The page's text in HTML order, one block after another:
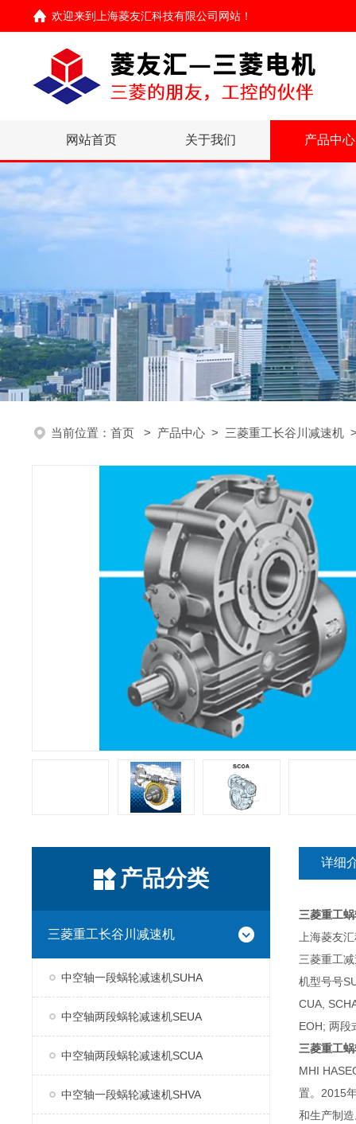
欢迎来到 上海菱友汇科技有限公司网站 ！
网站首页 关于我们 产品中心
当前位置： 首页 > 产品中心 > 三菱重工长谷川减速机
产品分类
三菱重工长谷川减速机
中空轴一段蜗轮减速机SUHA
中空轴两段蜗轮减速机SEUA
中空轴两段蜗轮减速机SCUA
中空轴一段蜗轮减速机SHVA
详细
三菱重工
上海菱友
三菱重工
机型号号
CUA,
EOH; 两段
三菱重工
MHI
置。2015
和生产制